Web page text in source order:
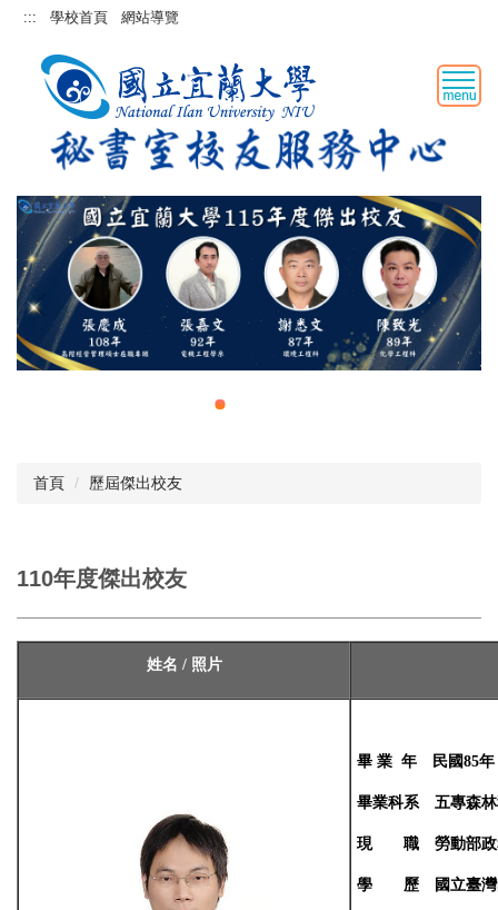
跳::: 學校首頁 網站導覽
首頁 歷屆傑出校友
110年度傑出校友
姓名 / 照片
畢 業 年 民國85年
畢業科系 五專森
現 職 勞動部
學 歷 國立臺